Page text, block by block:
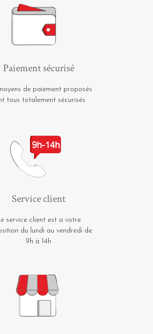
Paiement sécurisé
de paiement proposés
tous totalement sécurisés
Service client
service client est a votre
du lundi au vendredi de
9h à 14h